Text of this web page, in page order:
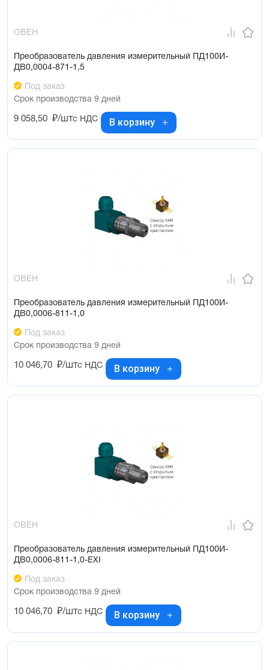
ОВЕН
Преобразователь давления измерительный ПД100И-
ДВ0,0004-871-1,5
Под заказ
Срок производства 9 дней
9 058,50 ₽/штс НДС В корзину
ОВЕН
Преобразователь давления измерительный ПД100И-
ДВ0,0006-811-1,0
Под заказ
Срок производства 9 дней
10 046,70 ₽/штс НДС В корзину
ОВЕН
Преобразователь давления измерительный ПД100И-
ДВ0,0006-811-1,0-ЕХI
Под заказ
Срок производства 9 дней
10 046,70 ₽/штс НДС В корзину